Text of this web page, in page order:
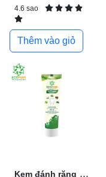
4.6 sao
Thêm vào giỏ
Kem đánh răng ...